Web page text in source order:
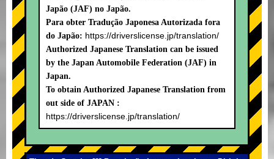
Japão (JAF) no Japão.
Para obter Tradução Japonesa Autorizada fora
do Japão: https://driverslicense.jp/translation/
Authorized Japanese Translation can be issued
by the Japan Automobile Federation (JAF) in
Japan.
To obtain Authorized Japanese Translation from
out side of JAPAN :
https://driverslicense.jp/translation/